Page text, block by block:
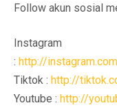
Follow akun sosial
Instagram
: http://
Tiktok : http://
Youtube : http://